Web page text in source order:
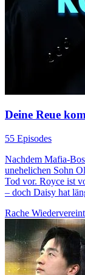
Deine Reue
55 Episodes
Nachdem Mafia-
unehelichen Sohn
Tod vor. Royce ist
– doch Daisy hat
Rache Wiedervereint